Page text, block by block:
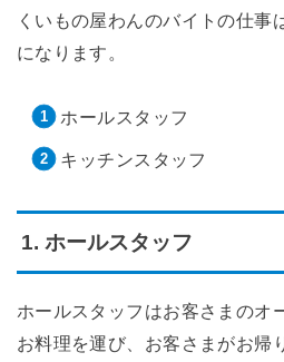
くいもの屋わんのバイトの仕事
になります。
ホールスタッフ
キッチンスタッフ
1. ホールスタッフ
ホールスタッフはお客さまのオ
お料理を運び、お客さまがお帰